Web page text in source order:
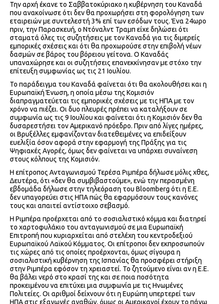
Την αρχή έκανε το Σαββατοκύριακο η κυβέρνηση του Καναδά
που ανακοίνωσε ότι δεν θα προχωρήσει στη φορολόγηση των
εταιρειών με συντελεστή 3% επί των εσόδων τους. Ένα 24ωρο
πριν, την Παρασκευή, ο Ντόναλντ Τραμπ είχε δηλώσει ότι
σταματά όλες τις συζητήσεις με τον Καναδά για τις διμερείς
εμπορικές σχέσεις και ότι θα προχωρούσε στην επιβολή νέων
δασμών σε βάρος του βόρειου γείτονα. Ο Καναδάς
υπαναχώρησε και οι συζητήσεις επανεκκίνησαν με στόχο την
επίτευξη συμφωνίας ως τις 21 Ιουλίου.
Το παράδειγμα του Καναδά φαίνεται ότι θα ακολουθήσει και η
Ευρωπαϊκή Ένωση, η οποία μέσω της Κομισιόν
διαπραγματεύεται τις εμπορικές σχέσεις με τις ΗΠΑ με τον
χρόνο να πιέζει. Οι δυο πλευρές πρέπει να καταλήξουν σε
συμφωνία ως τις 9 Ιουλίου και φαίνεται ότι η Κομισιόν δεν θα
δυσαρεστήσει τον Αμερικανό πρόεδρο. Πριν από λίγες ημέρες,
οι Βρυξέλλες εμφανίζονταν διατεθειμένες να επιδείξουν
ευελιξία όσον αφορά στην εφαρμογή της Πράξης για τις
Ψηφιακές Αγορές, όμως δεν φαίνεται να υπάρχει συναίνεση
στους κόλπους της Κομισιόν.
Η επίτροπος Ανταγωνισμού Τερέσα Ριμπέρα δήλωσε μόλις χθες,
Δευτέρα, ότι «δεν θα συμβιβαστούμε», ενώ την περασμένη
εβδομάδα δήλωσε στην τηλεόραση του Bloomberg ότι η Ε.Ε.
δεν υπαγορεύει στις ΗΠΑ πώς θα εφαρμόσουν τους κανόνες
τους και απαιτεί αντίστοιχο σεβασμό.
Η Ριμπέρα προέρχεται από το σοσιαλιστικό κόμμα και διατηρεί
το χαρτοφυλάκιο του ανταγωνισμού σε μια Ευρωπαϊκή
Επιτροπή που κυριαρχείται από στελέχη του κεντροδεξιού
Ευρωπαϊκού Λαϊκού Κόμματος. Οι επίτροποι δεν εκπροσωπούν
τις χώρες από τις οποίες προέρχονται, όμως σίγουρα η
σοσιαλιστική κυβέρνηση της Ισπανίας θα προσφέρει στήριξη
στην Ριμπέρα εφόσον τη χρειαστεί. Το ζητούμενο είναι αν η Ε.Ε.
θα βάλει νερό στο κρασί της και σε ποια ποσότητα
προκειμένου να επιτύχει μια συμφωνία με τις Ηνωμένες
Πολιτείες. Οι αριθμοί δείχνουν ότι η Ευρώπη υπερτερεί των
ΗΠΑ στις εξαγωγές αγαθών, όμως οι Αμερικανοί έχουν το πάνω